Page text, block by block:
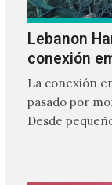
Lebanon
conexión
La conexión
pasado por
Desde